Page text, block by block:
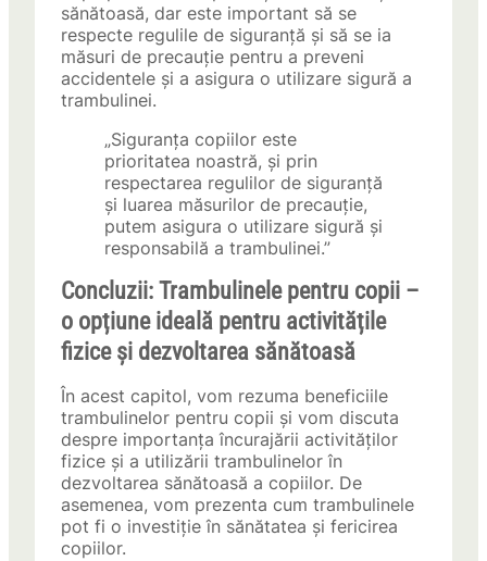
sănătoasă, dar este important să se
respecte regulile de siguranță și să se ia
măsuri de precauție pentru a preveni
accidentele și a asigura o utilizare sigură a
trambulinei.
„Siguranța copiilor este
prioritatea noastră, și prin
respectarea regulilor de siguranță
și luarea măsurilor de precauție,
putem asigura o utilizare sigură și
responsabilă a trambulinei.”
Concluzii: Trambulinele pentru copii –
o opțiune ideală pentru activitățile
fizice și dezvoltarea sănătoasă
În acest capitol, vom rezuma beneficiile
trambulinelor pentru copii și vom discuta
despre importanța încurajării activităților
fizice și a utilizării trambulinelor în
dezvoltarea sănătoasă a copiilor. De
asemenea, vom prezenta cum trambulinele
pot fi o investiție în sănătatea și fericirea
copiilor.